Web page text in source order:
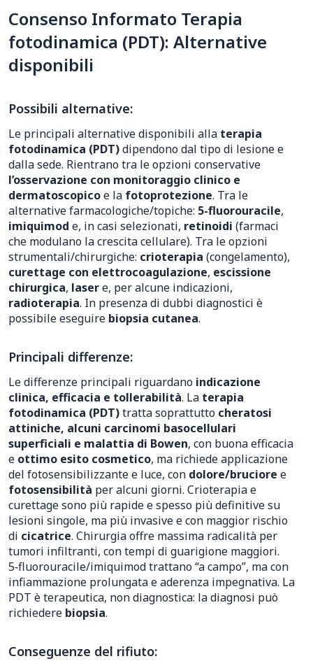
Consenso Informato Terapia
fotodinamica (PDT): Alternative
disponibili
Possibili alternative:
Le principali alternative disponibili alla terapia
fotodinamica (PDT)dipendono dal tipo di lesione e
dalla sede. Rientrano tra le opzioni conservative
l’osservazione con monitoraggio clinico e
dermatoscopicoe la fotoprotezione. Tra le
alternative farmacologiche/topiche: 5-fluorouracile,
imiquimod e, in casi selezionati, retinoidi (farmaci
che modulano la crescita cellulare). Tra le opzioni
strumentali/chirurgiche: crioterapia (congelamento),
curettage con elettrocoagulazione, escissione
chirurgica, lasere, per alcune indicazioni,
radioterapia. In presenza di dubbi diagnostici è
possibile eseguire biopsia cutanea.
Principali differenze:
Le differenze principali riguardano indicazione
clinica, efficacia e tollerabilità. La terapia
fotodinamica (PDT)tratta soprattutto cheratosi
attiniche, alcuni carcinomi basocellulari
superficiali e malattia di Bowen, con buona efficacia
e ottimo esito cosmetico, ma richiede applicazione
del fotosensibilizzante e luce, con dolore/bruciore e
fotosensibilità per alcuni giorni. Crioterapia e
curettage sono più rapide e spesso più definitive su
lesioni singole, ma più invasive e con maggior rischio
di cicatrice. Chirurgia offre massima radicalità per
tumori infiltranti, con tempi di guarigione maggiori.
5‑fluorouracile/imiquimod trattano “a campo”, ma con
infiammazione prolungata e aderenza impegnativa. La
PDT è terapeutica, non diagnostica: la diagnosi può
richiedere biopsia.
Conseguenze del rifiuto: